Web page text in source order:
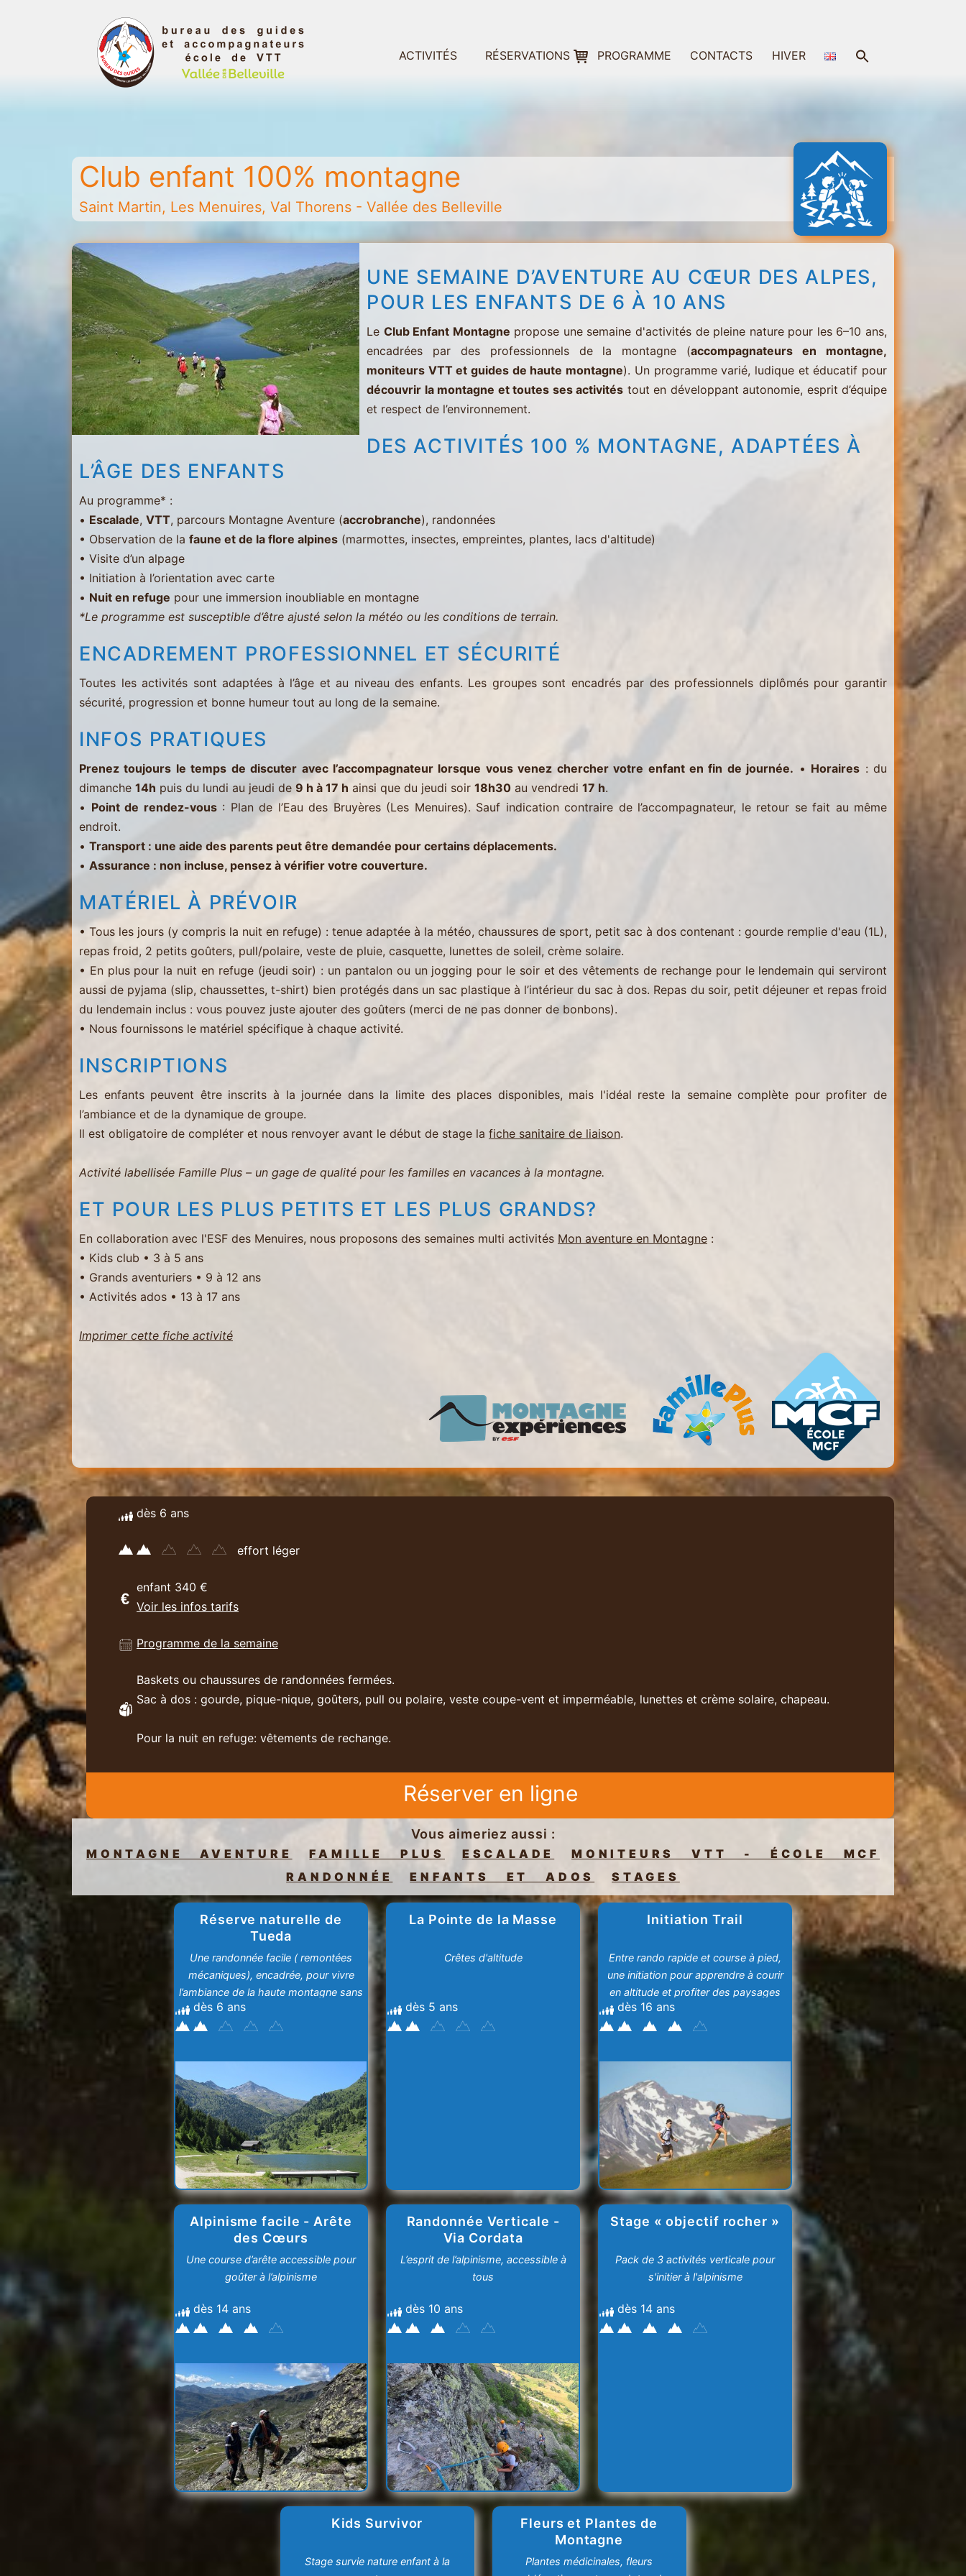
et
accompagnateurs
de
la
vallée
des
Belleville
-
Saint
Martin
-
Les
Menuires
-
Val
Thorens
ACTIVITÉS RÉSERVATIONS PROGRAMME CONTACTS HIVER
Club enfant 100% montagne
Saint Martin, Les Menuires, Val Thorens - Vallée des Belleville
UNE SEMAINE D’AVENTURE AU CŒUR DES ALPES,
POUR LES ENFANTS DE 6 À 10 ANS
Le Club Enfant Montagne propose une semaine d'activités de pleine nature pour les 6–10 ans,
encadrées par des professionnels de la montagne (accompagnateurs en montagne,
moniteurs VTT et guides de haute montagne). Un programme varié, ludique et éducatif pour
découvrir la montagne et toutes ses activités tout en développant autonomie, esprit d’équipe
et respect de l’environnement.
DES ACTIVITÉS 100 % MONTAGNE, ADAPTÉES À
L’ÂGE DES ENFANTS
Au programme* :
• Escalade, VTT, parcours Montagne Aventure (accrobranche), randonnées
• Observation de la faune et de la flore alpines (marmottes, insectes, empreintes, plantes, lacs d'altitude)
• Visite d’un alpage
• Initiation à l’orientation avec carte
• Nuit en refuge pour une immersion inoubliable en montagne
*Le programme est susceptible d’être ajusté selon la météo ou les conditions de terrain.
ENCADREMENT PROFESSIONNEL ET SÉCURITÉ
Toutes les activités sont adaptées à l’âge et au niveau des enfants. Les groupes sont encadrés par des professionnels diplômés pour garantir
sécurité, progression et bonne humeur tout au long de la semaine.
INFOS PRATIQUES
Prenez toujours le temps de discuter avec l’accompagnateur lorsque vous venez chercher votre enfant en fin de journée. • Horaires : du
dimanche 14h puis du lundi au jeudi de 9 h à 17 h ainsi que du jeudi soir 18h30 au vendredi 17 h.
• Point de rendez-vous: Plan de l’Eau des Bruyères (Les Menuires). Sauf indication contraire de l’accompagnateur, le retour se fait au même
endroit.
• Transport : une aide des parents peut être demandée pour certains déplacements.
• Assurance : non incluse, pensez à vérifier votre couverture.
MATÉRIEL À PRÉVOIR
• Tous les jours (y compris la nuit en refuge) : tenue adaptée à la météo, chaussures de sport, petit sac à dos contenant : gourde remplie d'eau (1L),
repas froid, 2 petits goûters, pull/polaire, veste de pluie, casquette, lunettes de soleil, crème solaire.
• En plus pour la nuit en refuge (jeudi soir) : un pantalon ou un jogging pour le soir et des vêtements de rechange pour le lendemain qui serviront
aussi de pyjama (slip, chaussettes, t-shirt) bien protégés dans un sac plastique à l’intérieur du sac à dos. Repas du soir, petit déjeuner et repas froid
du lendemain inclus : vous pouvez juste ajouter des goûters (merci de ne pas donner de bonbons).
• Nous fournissons le matériel spécifique à chaque activité.
INSCRIPTIONS
Les enfants peuvent être inscrits à la journée dans la limite des places disponibles, mais l'idéal reste la semaine complète pour profiter de
l’ambiance et de la dynamique de groupe.
Il est obligatoire de compléter et nous renvoyer avant le début de stage la fiche sanitaire de liaison.
Activité labellisée Famille Plus – un gage de qualité pour les familles en vacances à la montagne.
ET POUR LES PLUS PETITS ET LES PLUS GRANDS?
En collaboration avec l'ESF des Menuires, nous proposons des semaines multi activités Mon aventure en Montagne :
• Kids club • 3 à 5 ans
• Grands aventuriers • 9 à 12 ans
• Activités ados • 13 à 17 ans
Imprimer cette fiche activité
dès 6 ans
effort léger
enfant 340 €
Voir les infos tarifs
Programme de la semaine
Baskets ou chaussures de randonnées fermées.
Sac à dos : gourde, pique-nique, goûters, pull ou polaire, veste coupe-vent et imperméable, lunettes et crème solaire, chapeau.
Pour la nuit en refuge: vêtements de rechange.
Réserver en ligne
Vous aimeriez aussi :
MONTAGNE AVENTURE FAMILLE PLUS ESCALADE
MONITEURS VTT - ÉCOLE MCF
RANDONNÉE
ENFANTS ET ADOS STAGES
Réserve naturelle de
Tueda
Une randonnée facile ( remontées
mécaniques), encadrée, pour vivre
l’ambiance de la haute montagne sans
dès 6 ans
La Pointe de la Masse
Crêtes d'altitude
dès 5 ans
Initiation Trail
Entre rando rapide et course à pied,
une initiation pour apprendre à courir
en altitude et profiter des paysages
dès 16 ans
Alpinisme facile - Arête
des Cœurs
Une course d’arête accessible pour
goûter à l’alpinisme
dès 14 ans
Randonnée Verticale -
Via Cordata
L’esprit de l’alpinisme, accessible à
tous
dès 10 ans
Stage « objectif rocher »
Pack de 3 activités verticale pour
s'initier à l'alpinisme
dès 14 ans
Kids Survivor
Stage survie nature enfant à la
Fleurs et Plantes de
Montagne
Plantes médicinales, fleurs